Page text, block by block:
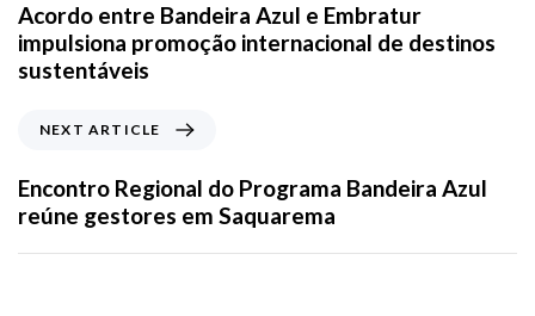
Acordo entre Bandeira Azul e Embratur
impulsiona promoção internacional de destinos
sustentáveis
NEXT ARTICLE
Encontro Regional do Programa Bandeira Azul
reúne gestores em Saquarema